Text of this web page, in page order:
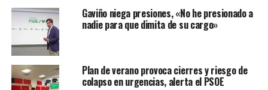
Gaviño niega presiones, «No he presionado a
nadie para que dimita de su cargo»
Plan de verano provoca cierres y riesgo de
colapso en urgencias, alerta el PSOE